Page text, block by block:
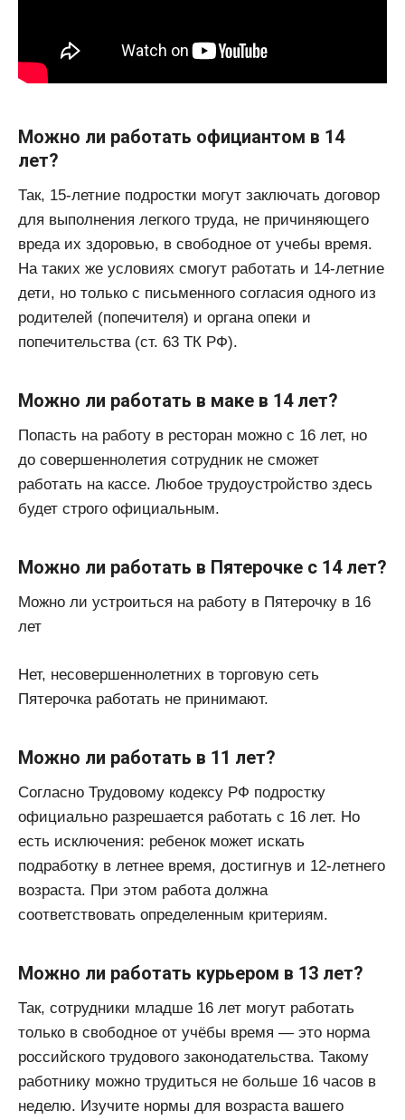
Можно ли работать официантом в 14
лет?
Так, 15-летние подростки могут заключать договор
для выполнения легкого труда, не причиняющего
вреда их здоровью, в свободное от учебы время.
На таких же условиях смогут работать и 14-летние
дети, но только с письменного согласия одного из
родителей (попечителя) и органа опеки и
попечительства (ст. 63 ТК РФ).
Можно ли работать в маке в 14 лет?
Попасть на работу в ресторан можно с 16 лет, но
до совершеннолетия сотрудник не сможет
работать на кассе. Любое трудоустройство здесь
будет строго официальным.
Можно ли работать в Пятерочке с 14 лет?
Можно ли устроиться на работу в Пятерочку в 16
лет
Нет, несовершеннолетних в торговую сеть
Пятерочка работать не принимают.
Можно ли работать в 11 лет?
Согласно Трудовому кодексу РФ подростку
официально разрешается работать с 16 лет. Но
есть исключения: ребенок может искать
подработку в летнее время, достигнув и 12-летнего
возраста. При этом работа должна
соответствовать определенным критериям.
Можно ли работать курьером в 13 лет?
Так, сотрудники младше 16 лет могут работать
только в свободное от учёбы время — это норма
российского трудового законодательства. Такому
работнику можно трудиться не больше 16 часов в
неделю. Изучите нормы для возраста вашего